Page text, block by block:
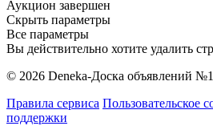
Аукцион завершен
Скрыть параметры
Все параметры
Вы действительно хотите удалить
© 2026 Deneka-Доска объявлений №1
Правила сервиса Пользовательское
поддержки